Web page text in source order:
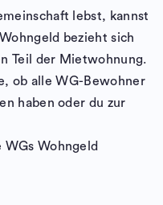
lebst, kannst
bezieht sich
Teil der Mietwohnung.
ob alle WG-Bewohner
haben oder du zur
WGs Wohngeld